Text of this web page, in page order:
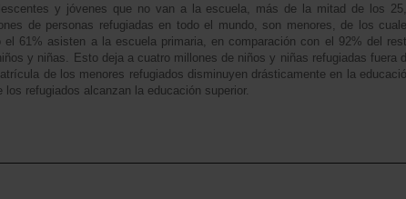
y jóvenes que no van a la escuela, más de la mitad de los
de personas refugiadas en todo el mundo, son menores, de los
el 61% asisten a la escuela primaria, en comparación con el 92% del
y niñas. Esto deja a cuatro millones de niños y niñas refugiadas fuera
de los menores refugiados disminuyen drásticamente en la
refugiados alcanzan la educación superior.